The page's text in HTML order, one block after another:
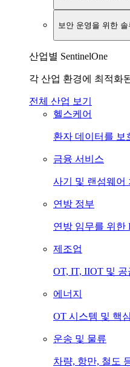
보안 운영을 위한 솔
산업별 SentinelOne
각 산업 환경에 최적화
전체 산업 보기
헬스케어
환자 데이터를 보
금융 서비스
사기 및 랜섬웨어
연방 정부
연방 임무를 위한
제조업
OT, IT, IIOT 및
에너지
OT 시스템 및 핵
운송 및 물류
차량, 항만, 철도